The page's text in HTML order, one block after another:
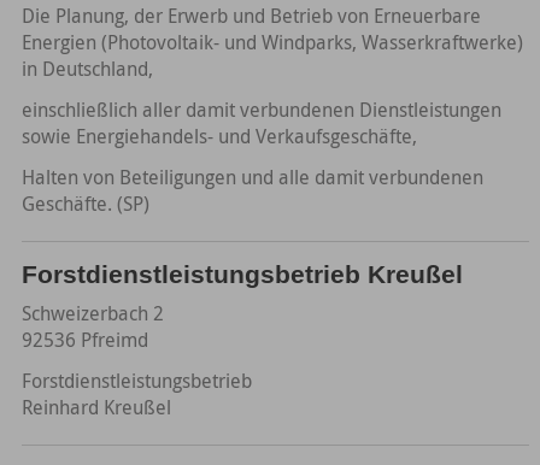
Die Planung, der Erwerb und Betrieb von Erneuerbare
Energien (Photovoltaik- und Windparks, Wasserkraftwerke)
in Deutschland,
einschließlich aller damit verbundenen Dienstleistungen
sowie Energiehandels- und Verkaufsgeschäfte,
Halten von Beteiligungen und alle damit verbundenen
Geschäfte. (SP)
Forstdienstleistungsbetrieb Kreußel
Schweizerbach 2
92536 Pfreimd
Forstdienstleistungsbetrieb
Reinhard Kreußel